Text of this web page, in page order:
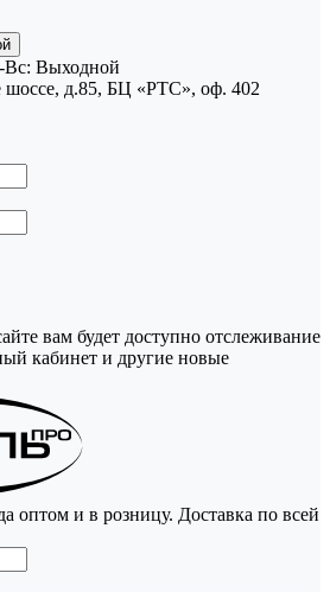
Вс: Выходной
шоссе, д.85, БЦ «РТС», оф. 402
вам будет доступно отслеживание
кабинет и другие новые
оптом и в розницу. Доставка по всей